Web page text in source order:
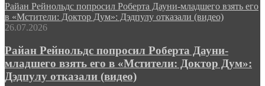
Райан Рейнольдс попросил Роберта Дауни-младшего взять его
в «Мстители: Доктор Дум»: Дэдпулу отказали (видео)
26.07.2026
Райан Рейнольдс попросил Роберта Дауни-
младшего взять его в «Мстители: Доктор Дум»:
Дэдпулу отказали (видео)